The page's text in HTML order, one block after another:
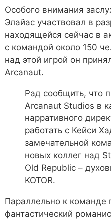
Особого внимания
Элайас участвовал в
находящейся сейчас в
с командой около 150
над этой игрой он
Arcanaut.
Рад сообщить, что
Arcanaut Studios в
нарративного
работать с Кейси
замечательной
новых коллег над
Old Republic –
KOTOR.
Параллельно к команде
фантастический